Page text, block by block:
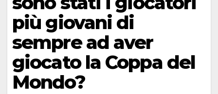
più giovani di
sempre ad aver
giocato la Coppa del
Mondo?